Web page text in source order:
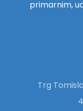
primarnim,
Trg